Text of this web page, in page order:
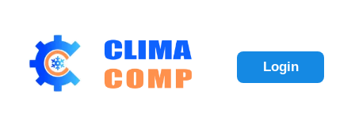
Login